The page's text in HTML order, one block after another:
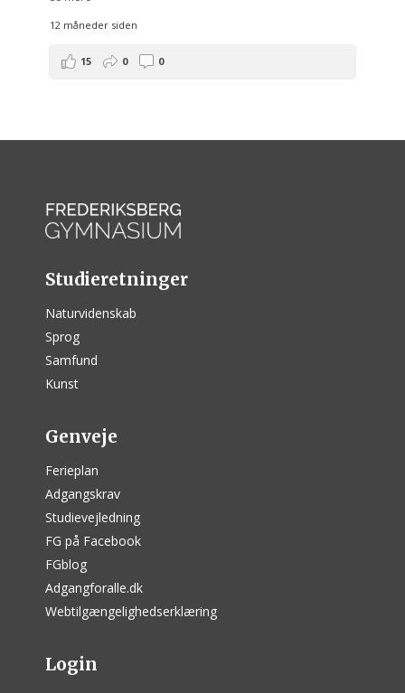
12 måneder siden
15 0 0
Studieretninger
Naturvidenskab
Sprog
Samfund
Kunst
Genveje
Ferieplan
Adgangskrav
Studievejledning
FG på Facebook
FGblog
Adgangforalle.dk
Webtilgængelighedserklæring
Login